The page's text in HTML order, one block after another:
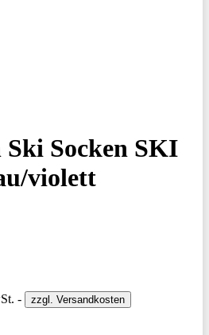
Ski Socken SKI
violett
- zzgl. Versandkosten